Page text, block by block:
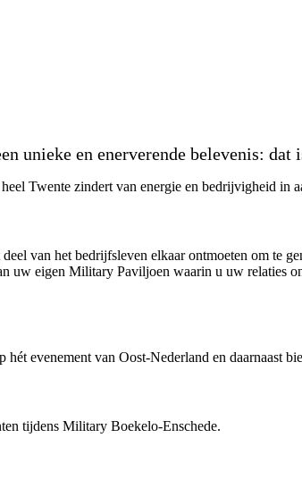
unieke en enerverende belevenis:
Twente zindert van energie en bedrijvigheid in
van het bedrijfsleven elkaar ontmoeten om te
eigen Military Paviljoen waarin u uw relaties
evenement van Oost-Nederland en daarnaast
tijdens Military Boekelo-Enschede.